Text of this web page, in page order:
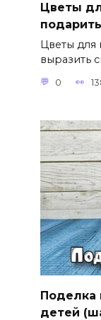
Цветы
Цветы
выразить
0
Поделка
детей